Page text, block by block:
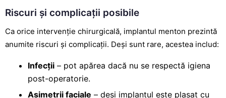
Riscuri și complicații posibile
Ca orice intervenție chirurgicală, implantul menton prezintă
anumite riscuri și complicații. Deși sunt rare, acestea includ:
Infecții– pot apărea dacă nu se respectă igiena
post-operatorie.
Asimetrii faciale – deși implantul este plasat cu